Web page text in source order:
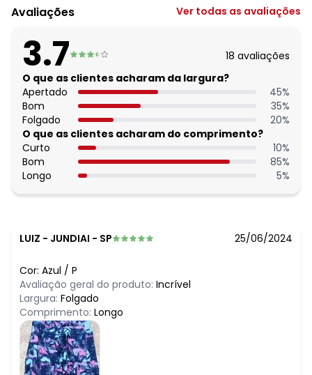
agosto/2026
N/D*
julho/2026 N/D*
junho/2026
maio/2026 N/D*
abril/2026 N/D*
março/2026
fevereiro/2026 N/D*
Avaliações Ver todas as avaliações
3.7 18 avaliações
O que as clientes acharam da largura?
Apertado
45%
Bom
35%
Folgado
20%
O que as clientes acharam do comprimento?
Curto
10%
Bom
85%
Longo
5%
LUIZ - JUNDIAI - SP 25/06/2024
Cor: Azul / P
Avaliação geral do produto: Incrível
Largura: Folgado
Comprimento: Longo